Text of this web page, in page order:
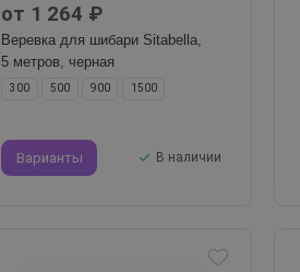
от 1 264 ₽
Веревка для шибари Sitabella,
5 метров, черная
300 500 900 1500
Варианты В наличии